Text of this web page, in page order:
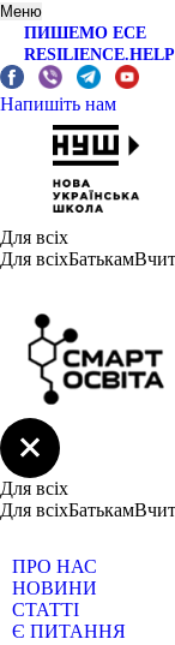
Меню
ПИШЕМО ЕСЕ
RESILIENCE.HELP
Напишіть нам
Для всіх
Для всіхБатькам
Для всіх
Для всіхБатькам
ПРО НАС
НОВИНИ
СТАТТІ
Є ПИТАННЯ